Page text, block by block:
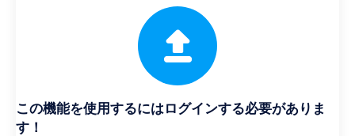
この機能を使用するにはログインする必要がありま
す！